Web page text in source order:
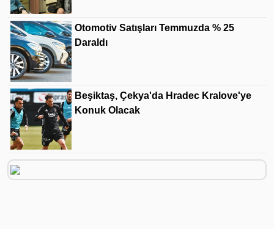
Otomotiv Satışları Temmuzda % 25
Daraldı
Beşiktaş, Çekya'da Hradec Kralove'ye
Konuk Olacak